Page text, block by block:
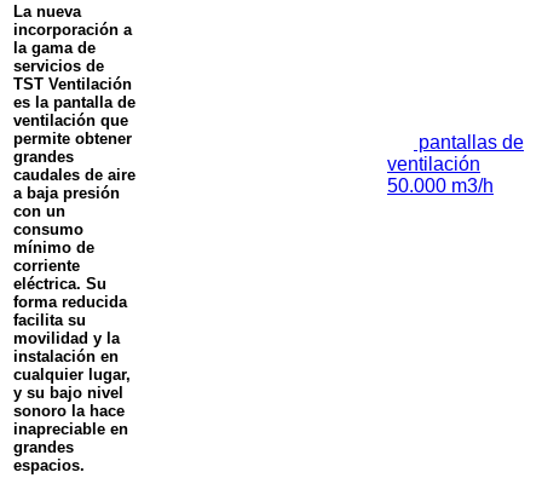
La nueva
incorporación a
la gama de
servicios de
TST Ventilación
es la pantalla de
ventilación que
permite obtener
grandes
caudales de aire
a baja presión
con un
consumo
mínimo de
corriente
eléctrica. Su
forma reducida
facilita su
movilidad y la
instalación en
cualquier lugar,
y su bajo nivel
sonoro la hace
inapreciable en
grandes
espacios.
pantallas de
ventilación
50.000 m3/h